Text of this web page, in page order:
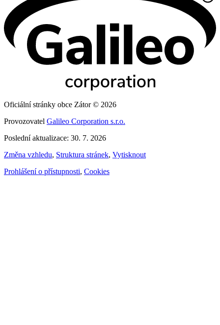
Oficiální stránky obce Zátor © 2026
Provozovatel Galileo Corporation s.r.o.
Poslední aktualizace: 30. 7. 2026
Změna vzhledu, Struktura stránek, Vytisknout
Prohlášení o přístupnosti, Cookies